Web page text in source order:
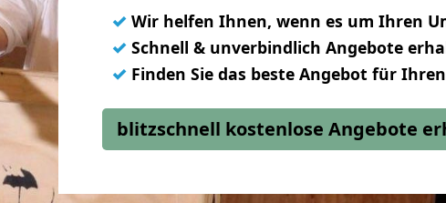
✓ Wir helfen Ihnen, wenn es um Ihren
✓ Schnell & unverbindlich Angebote
✓ Finden Sie das beste Angebot für
blitzschnell kostenlose Angebote